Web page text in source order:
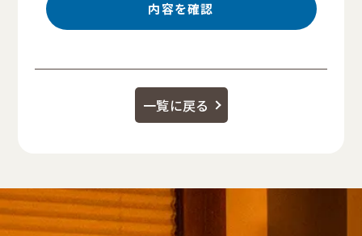
一覧に戻る